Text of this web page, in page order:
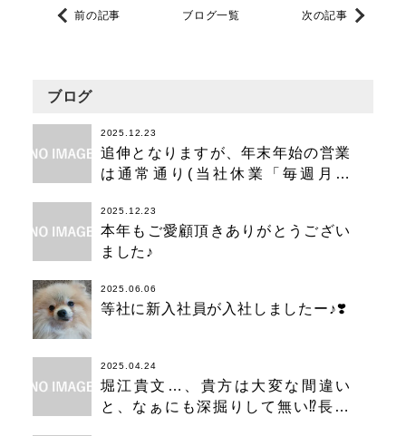
前の記事 次の記事
ブログ一覧
ブログ
2025.12.23
追伸となりますが、年末年始の営業
は通常通り(当社休業「毎週月曜
ください。
2025.12.23
本年もご愛顧頂きありがとうござい
ました♪
2025.06.06
等社に新入社員が入社しましたー♪❣️
2025.04.24
堀江貴文…、貴方は大変な間違い
と、なぁにも深掘りして無い⁉️長く